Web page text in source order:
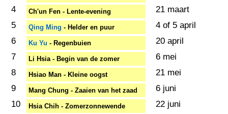
4
Ch'un Fen - Lente-evening
21 maart
5
Qing Ming - Helder en puur
4 of 5 april
6
Ku Yu - Regenbuien
20 april
7
Li Hsia - Begin van de zomer
6 mei
8
Hsiao Man - Kleine oogst
21 mei
9
Mang Chung - Zaaien van het zaad
6 juni
10
Hsia Chih - Zomerzonnewende
22 juni